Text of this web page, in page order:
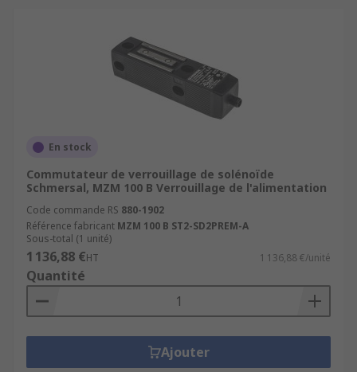
En stock
Commutateur de verrouillage de solénoïde
Schmersal, MZM 100 B Verrouillage de l'alimentation
Code commande RS 880-1902
Référence fabricant MZM 100 B ST2-SD2PREM-A
Sous-total (1 unité)
1 136,88 €HT 1 136,88 €/unité
Quantité
Ajouter